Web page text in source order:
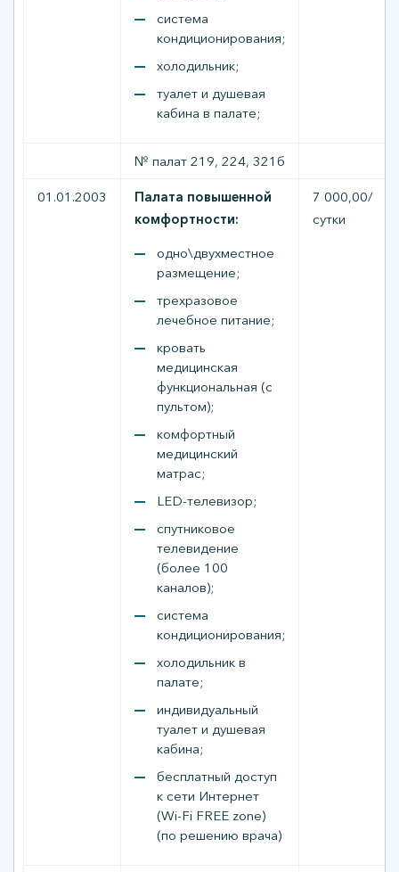
система
кондиционирования;
холодильник;
туалет и душевая
кабина в палате;
№ палат 219, 224, 321б
01.01.2003
Палата повышенной
комфортности:
одно\двухместное
размещение;
трехразовое
лечебное питание;
кровать
медицинская
функциональная (с
пультом);
комфортный
медицинский
матрас;
LED-телевизор;
спутниковое
телевидение
(более 100
каналов);
система
кондиционирования;
холодильник в
палате;
индивидуальный
туалет и душевая
кабина;
бесплатный доступ
к сети Интернет
(Wi-Fi FREE zone)
(по решению врача)
7 000,00/
сутки